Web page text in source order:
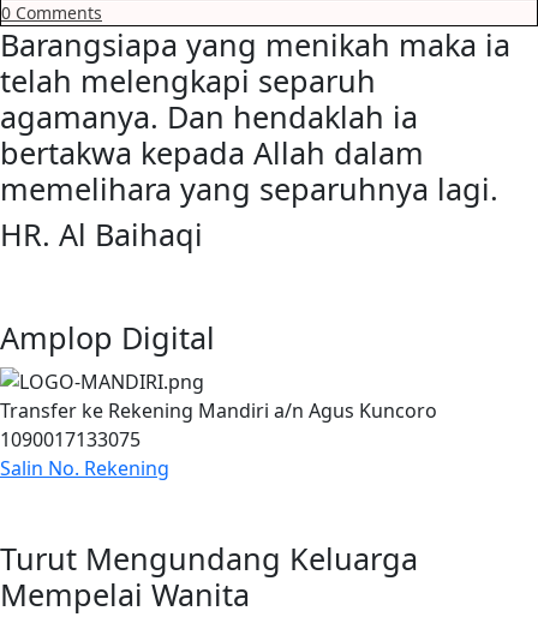
0 Comments
Barangsiapa yang menikah maka ia
telah melengkapi separuh
agamanya. Dan hendaklah ia
bertakwa kepada Allah dalam
memelihara yang separuhnya lagi.
HR. Al Baihaqi
Amplop Digital
Transfer ke Rekening Mandiri a/n Agus Kuncoro
1090017133075
Salin No. Rekening
Turut Mengundang Keluarga
Mempelai Wanita